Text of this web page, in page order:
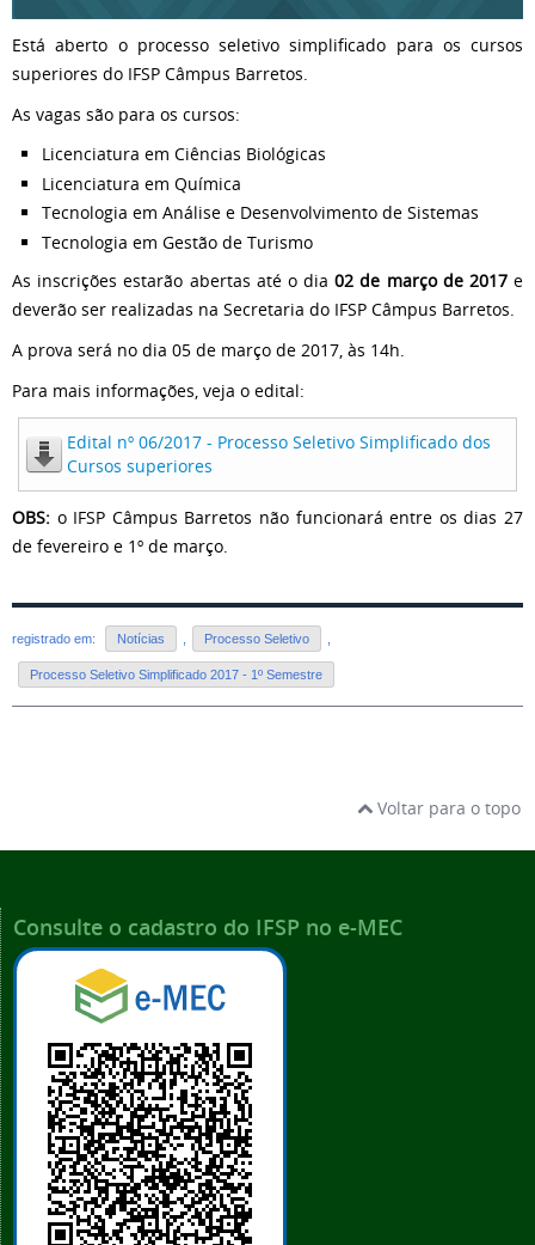
Está aberto o processo seletivo simplificado para os cursos
superiores do IFSP Câmpus Barretos.
As vagas são para os cursos:
Licenciatura em Ciências Biológicas
Licenciatura em Química
Tecnologia em Análise e Desenvolvimento de Sistemas
Tecnologia em Gestão de Turismo
As inscrições estarão abertas até o dia02 de março de 2017e
deverão ser realizadas na Secretaria do IFSP Câmpus Barretos.
A prova será no dia 05 de março de 2017, às 14h.
Para mais informações, veja o edital:
Edital nº 06/2017 - Processo Seletivo Simplificado dos
Cursos superiores
OBS: o IFSP Câmpus Barretos não funcionará entre os dias 27
de fevereiro e 1º de março.
registrado em: Notícias Processo Seletivo
Processo Seletivo Simplificado 2017 - 1º Semestre
Voltar para o topo
Consulte o cadastro do IFSP no e-MEC